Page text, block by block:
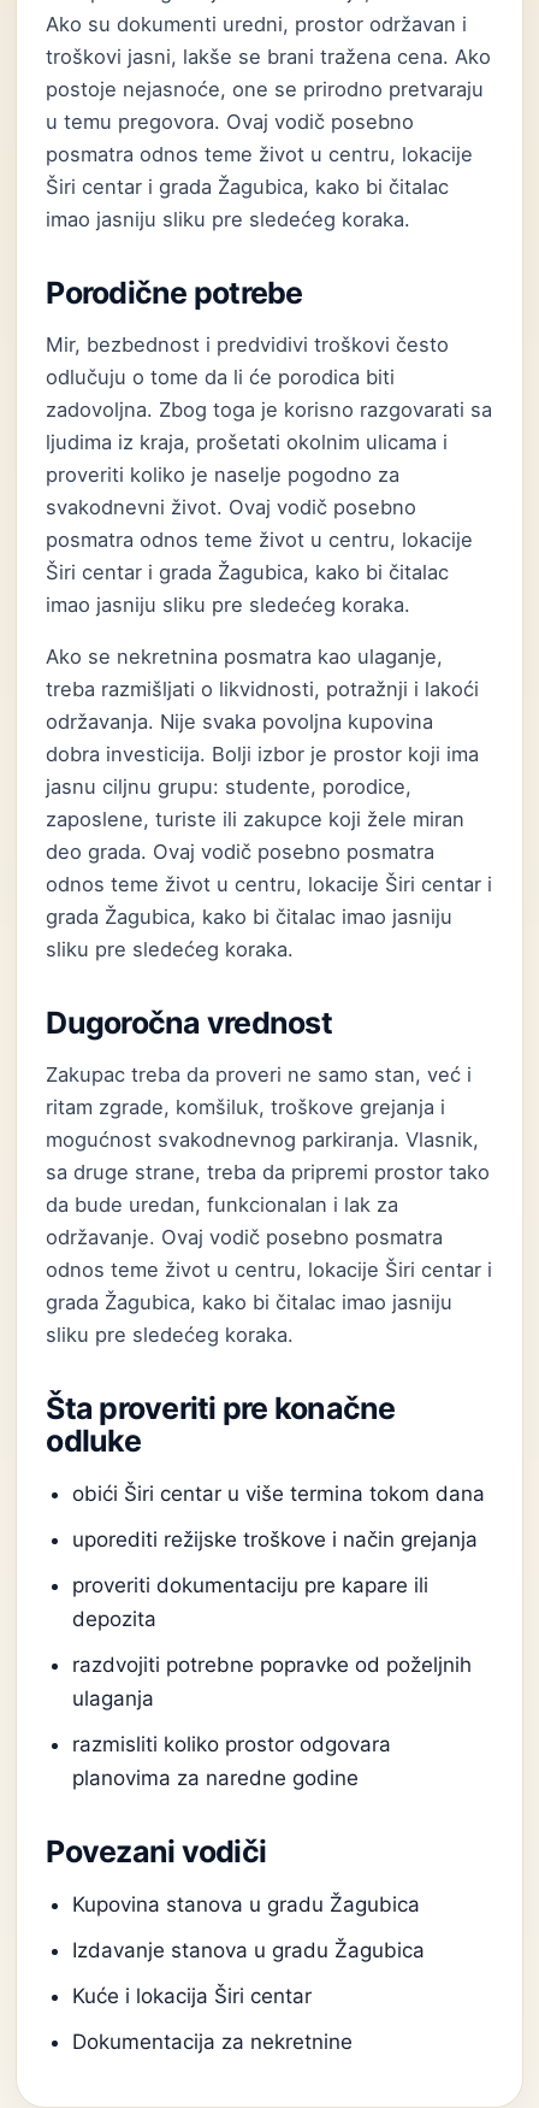
Ako su dokumenti uredni, prostor održavan i
troškovi jasni, lakše se brani tražena cena. Ako
postoje nejasnoće, one se prirodno pretvaraju
u temu pregovora. Ovaj vodič posebno
posmatra odnos teme život u centru, lokacije
Širi centar i grada Žagubica, kako bi čitalac
imao jasniju sliku pre sledećeg koraka.
Porodične potrebe
Mir, bezbednost i predvidivi troškovi često
odlučuju o tome da li će porodica biti
zadovoljna. Zbog toga je korisno razgovarati sa
ljudima iz kraja, prošetati okolnim ulicama i
proveriti koliko je naselje pogodno za
svakodnevni život. Ovaj vodič posebno
posmatra odnos teme život u centru, lokacije
Širi centar i grada Žagubica, kako bi čitalac
imao jasniju sliku pre sledećeg koraka.
Ako se nekretnina posmatra kao ulaganje,
treba razmišljati o likvidnosti, potražnji i lakoći
održavanja. Nije svaka povoljna kupovina
dobra investicija. Bolji izbor je prostor koji ima
jasnu ciljnu grupu: studente, porodice,
zaposlene, turiste ili zakupce koji žele miran
deo grada. Ovaj vodič posebno posmatra
odnos teme život u centru, lokacije Širi centar i
grada Žagubica, kako bi čitalac imao jasniju
sliku pre sledećeg koraka.
Dugoročna vrednost
Zakupac treba da proveri ne samo stan, već i
ritam zgrade, komšiluk, troškove grejanja i
mogućnost svakodnevnog parkiranja. Vlasnik,
sa druge strane, treba da pripremi prostor tako
da bude uredan, funkcionalan i lak za
održavanje. Ovaj vodič posebno posmatra
odnos teme život u centru, lokacije Širi centar i
grada Žagubica, kako bi čitalac imao jasniju
sliku pre sledećeg koraka.
Šta proveriti pre konačne
odluke
obići Širi centar u više termina tokom dana
uporediti režijske troškove i način grejanja
proveriti dokumentaciju pre kapare ili
depozita
razdvojiti potrebne popravke od poželjnih
ulaganja
razmisliti koliko prostor odgovara
planovima za naredne godine
Povezani vodiči
Kupovina stanova u gradu Žagubica
Izdavanje stanova u gradu Žagubica
Kuće i lokacija Širi centar
Dokumentacija za nekretnine